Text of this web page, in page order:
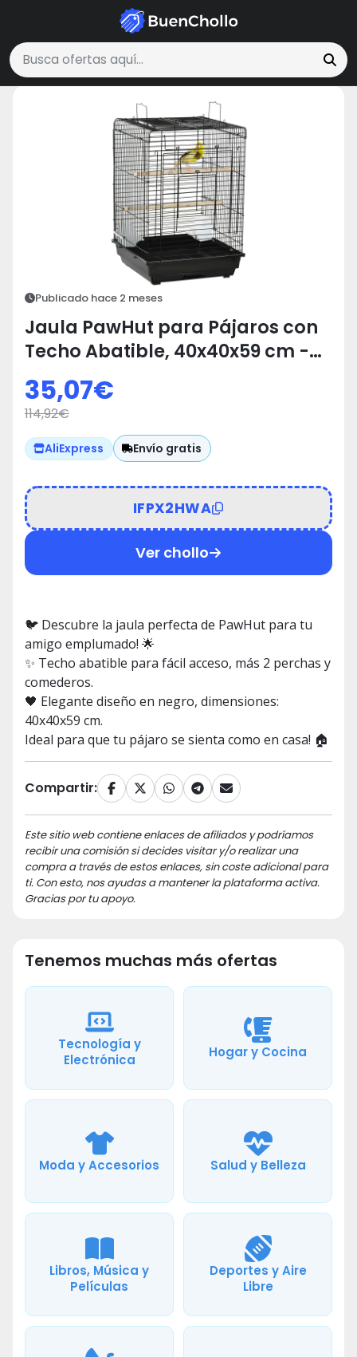
Buscar ofertas
MascotasJaula PawHut para Pájaros con Techo Abatible,
Publicado hace 2 meses
Jaula PawHut para Pájaros con
Techo Abatible, 40x40x59 cm -
Negro 🐦
35,07€
114,92€
AliExpress Envío gratis
IFPX2HWA
Ver chollo
🐦 Descubre la jaula perfecta de PawHut para tu
amigo emplumado! 🌟
✨ Techo abatible para fácil acceso, más 2 perchas y
comederos.
🖤 Elegante diseño en negro, dimensiones:
40x40x59 cm.
Ideal para que tu pájaro se sienta como en casa! 🏠
Compartir:
Este sitio web contiene enlaces de afiliados y podríamos
recibir una comisión si decides visitar y/o realizar una
compra a través de estos enlaces, sin coste adicional para
ti. Con esto, nos ayudas a mantener la plataforma activa.
Gracias por tu apoyo.
Tenemos muchas más ofertas
Tecnología y
Electrónica
Hogar y Cocina
Moda y Accesorios Salud y Belleza
Libros, Música y
Películas
Deportes y Aire
Libre